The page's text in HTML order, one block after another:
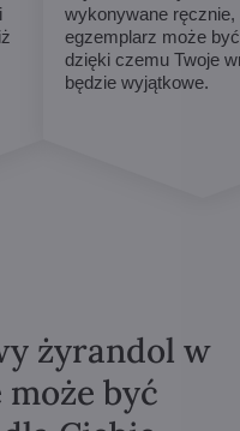
wykonywane
egzemplarz może
dzięki czemu Twoje
będzie wyjątkowe.
żyrandol w
być